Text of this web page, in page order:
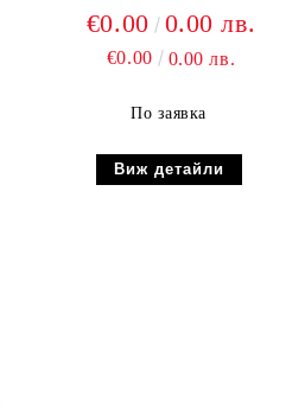
€0.00 0.00 лв.
€0.00 0.00 лв.
По заявка
Виж детайли